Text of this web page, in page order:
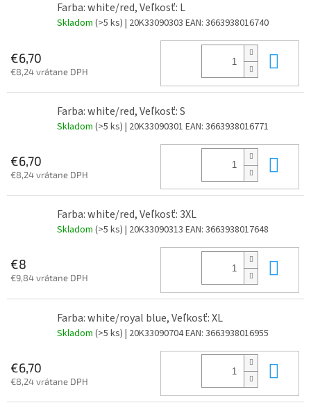
Farba: white/red, Veľkosť: L
Skladom (>5 ks) | 20K33090303 EAN: 3663938016740
€6,70
€8,24 vrátane DPH
Farba: white/red, Veľkosť: S
Skladom (>5 ks) | 20K33090301 EAN: 3663938016771
€6,70
€8,24 vrátane DPH
Farba: white/red, Veľkosť: 3XL
Skladom (>5 ks) | 20K33090313 EAN: 3663938017648
€8
€9,84 vrátane DPH
Farba: white/royal blue, Veľkosť: XL
Skladom (>5 ks) | 20K33090704EAN: 3663938016955
€6,70
€8,24 vrátane DPH